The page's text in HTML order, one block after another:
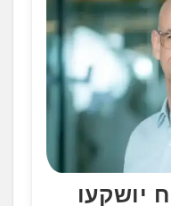
ש"ח יושקעו